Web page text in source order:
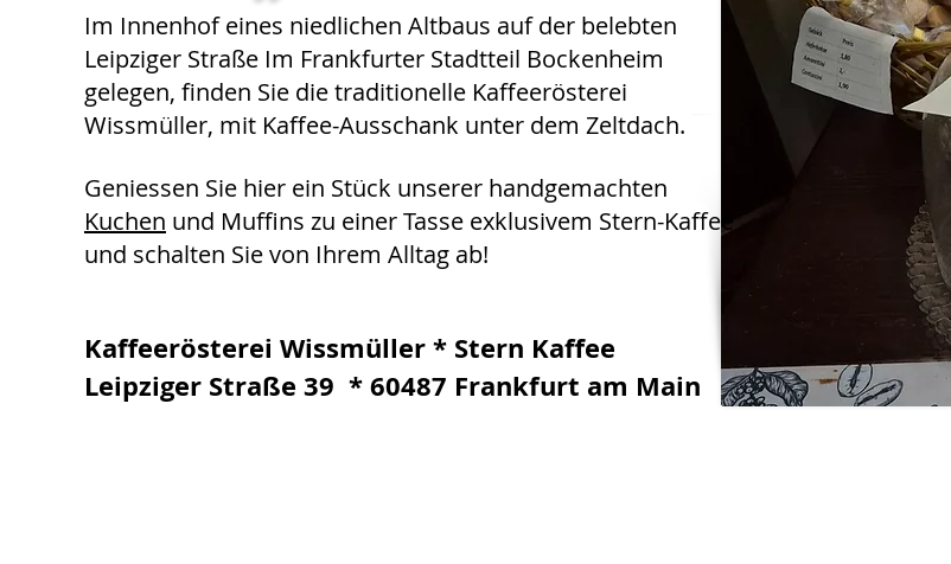
Im Innenhof eines niedlichen Altbaus auf der belebten
Leipziger Straße Im Frankfurter Stadtteil Bockenheim
gelegen, finden Sie die traditionelle Kaffeerösterei
Wissmüller, mit Kaffee-Ausschank unter dem Zeltdach.
Geniessen Sie hier ein Stück unserer handgemachten
Kuchen und Muffins zu einerTasse exklusivem Stern-Kaffee
und schalten Sievon Ihrem Alltag ab!
Kaffeerösterei Wissmüller * Stern Kaffee
Leipziger Straße 39 * 60487 Frankfurt am Main